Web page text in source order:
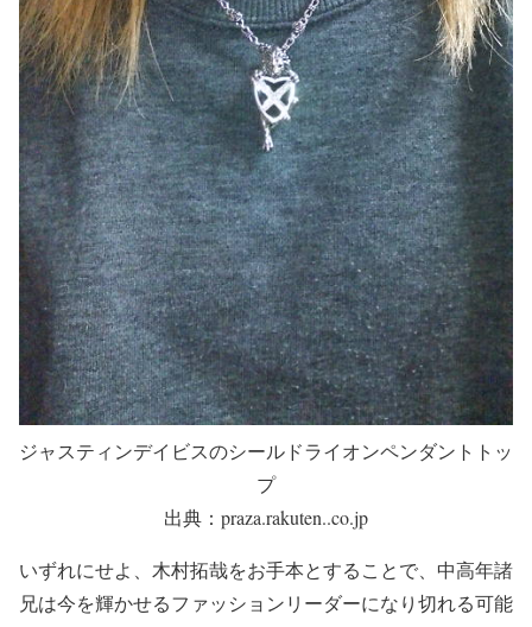
ジャスティンデイビスのシールドライオンペンダントトッ
プ
出典：praza.rakuten..co.jp
いずれにせよ、木村拓哉をお手本とすることで、中高年諸
兄は今を輝かせるファッションリーダーになり切れる可能